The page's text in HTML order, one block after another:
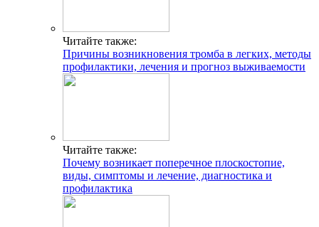
Читайте также:
Причины возникновения тромба в легких, методы
профилактики, лечения и прогноз выживаемости
Читайте также:
Почему возникает поперечное плоскостопие,
виды, симптомы и лечение, диагностика и
профилактика